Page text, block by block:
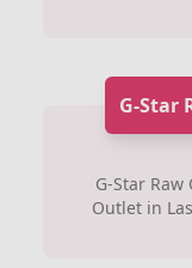
G-Star
G-Star Raw
Outlet in